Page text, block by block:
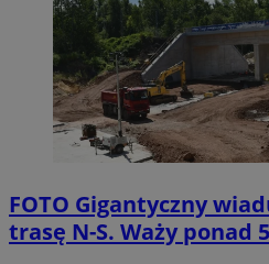
FOTO Gigantyczny
trasę N-S. Waży ponad